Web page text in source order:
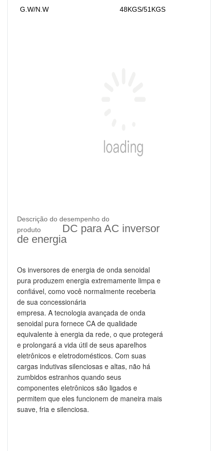
G.W/N.W 48KGS/51KGS
Descrição do desempenho do
produto DC para AC inversor
de energia
Os inversores de energia de onda senoidal
pura produzem energia extremamente limpa e
confiável, como você normalmente receberia
de sua concessionária
empresa. A tecnologia avançada de onda
senoidal pura fornece CA de qualidade
equivalente à energia da rede, o que protegerá
e prolongará a vida útil de seus aparelhos
eletrônicos e eletrodomésticos. Com suas
cargas indutivas silenciosas e altas, não há
zumbidos estranhos quando seus
componentes eletrônicos são ligados e
permitem que eles funcionem de maneira mais
suave, fria e silenciosa.